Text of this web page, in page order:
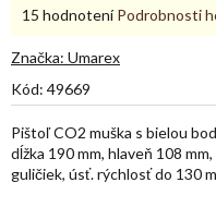
Kód: 49669
Pištoľ CO2 muška s bielou
dĺžka 190 mm, hlaveň 108
guličiek, úsť. rýchlosť do 130
Priemerné
produktu
4,7
5
hviezdičiek.
15 hodnotení Podrobnosti
Značka: Umarex